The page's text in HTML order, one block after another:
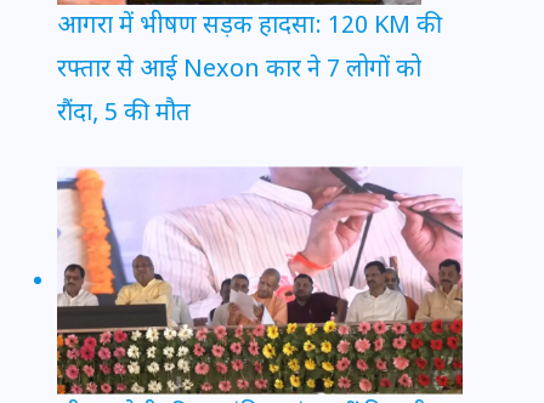
आगरा में भीषण सड़क हादसा: 120 KM की
रफ्तार से आई Nexon कार ने 7 लोगों को
रौंदा, 5 की मौत